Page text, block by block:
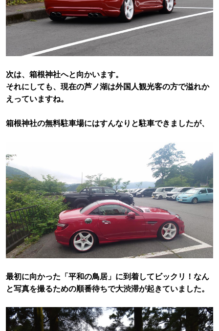
次は、箱根神社へと向かいます。
それにしても、現在の芦ノ湖は外国人観光客の方で溢れか
えっていますね。
箱根神社の無料駐車場にはすんなりと駐車できましたが、
最初に向かった「平和の鳥居」に到着してビックリ！なん
と写真を撮るための順番待ちで大渋滞が起きていました。